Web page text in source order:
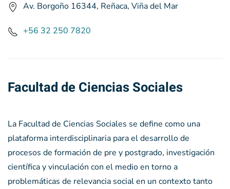
Av. Borgoño 16344, Reñaca, Viña del Mar
+56 32 250 7820
Facultad de Ciencias Sociales
La Facultad de Ciencias Sociales se define como una
plataforma interdisciplinaria para el desarrollo de
procesos de formación de pre y postgrado, investigación
científica y vinculación con el medio en torno a
problemáticas de relevancia social en un contexto tanto